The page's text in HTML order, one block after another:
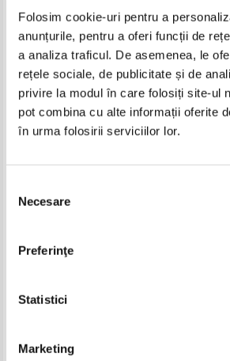
Folosim cookie-uri pentru a
anunțurile, pentru a oferi funcții de
a analiza traficul. De asemenea, le
rețele sociale, de publicitate și de
privire la modul în care folosiți site-ul
pot combina cu alte informații oferite
în urma folosirii serviciilor lor.
consimțământului
Necesare
Preferinţe
Statistici
Marketing
volumul 19. Sub semnul stelelor.
Al patrulea ucenic
Pret:18,00 Lei